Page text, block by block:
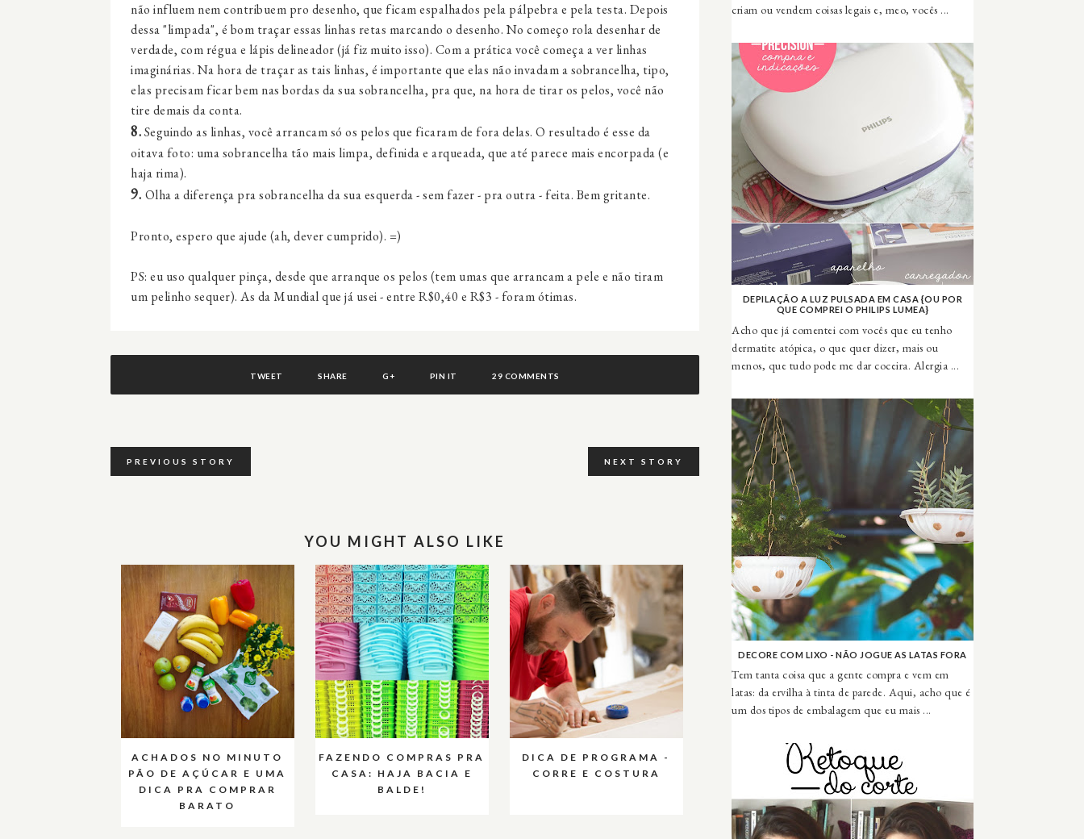
não influem nem contribuem pro desenho, que ficam espalhados pela pálpebra e pela testa. Depois
dessa "limpada", é bom traçar essas linhas retas marcando o desenho. No começo rola desenhar de
verdade, com régua e lápis delineador (já fiz muito isso). Com a prática você começa a ver linhas
imaginárias. Na hora de traçar as tais linhas, é importante que elas não invadam a sobrancelha, tipo,
elas precisam ficar bem nas bordas da sua sobrancelha, pra que, na hora de tirar os pelos, você não
tire demais da conta.
8.Seguindo as linhas, você arrancam só os pelos que ficaram de fora delas. O resultado é esse da
oitava foto: uma sobrancelha tão mais limpa, definida e arqueada, que até parece mais encorpada (e
haja rima).
9. Olha a diferença pra sobrancelha da sua esquerda - sem fazer - pra outra - feita. Bem gritante.
Pronto, espero que ajude (ah, dever cumprido). =)
PS: eu uso qualquer pinça, desde que arranque os pelos (tem umas que arrancam a pele e não tiram
um pelinho sequer). As da Mundial que já usei - entre R$0,40 e R$3 - foram ótimas.
TWEET SHARE G+ PIN IT 29 COMMENTS
PREVIOUS STORY NEXT STORY
YOU MIGHT ALSO LIKE
ACHADOS NO MINUTO
PÃO DE AÇÚCAR E UMA
DICA PRA COMPRAR
BARATO
FAZENDO COMPRAS PRA
CASA: HAJA BACIA E
BALDE!
DICA DE PROGRAMA -
CORRE E COSTURA
criam ou vendem coisas legais e, meo, vocês ...
DEPILAÇÃO A LUZ PULSADA EM CASA {OU POR
QUE COMPREI O PHILIPS LUMEA}
Acho que já comentei com vocês que eu tenho
dermatite atópica, o que quer dizer, mais ou
menos, que tudo pode me dar coceira. Alergia ...
DECORE COM LIXO - NÃO JOGUE AS LATAS FORA
Tem tanta coisa que a gente compra e vem em
latas: da ervilha à tinta de parede. Aqui, acho que é
um dos tipos de embalagem que eu mais ...